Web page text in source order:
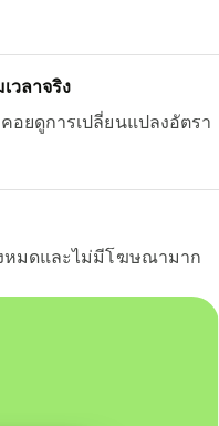
วลาจริง
อยดูการเปลี่ยนแปลงอัตรา
หมดและไม่มีโฆษณามาก